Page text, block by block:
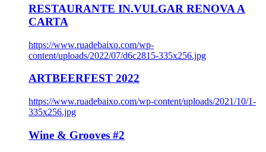
RESTAURANTE IN.VULGAR RENOVA A
CARTA
https://www.ruadebaixo.com/wp-
content/uploads/2022/07/d6c2815-335x256.jpg
ARTBEERFEST 2022
https://www.ruadebaixo.com/wp-content/uploads/2021/10/1-
335x256.jpg
Wine & Grooves #2